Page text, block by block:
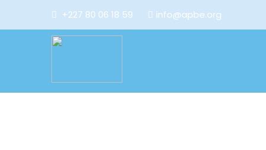
+227 80 06 18 59 info@apbe.org